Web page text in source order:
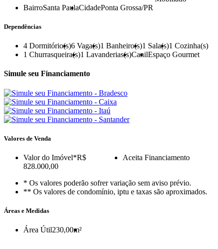
BairroSanta PaulaCidadePonta Grossa/PR
Dependências
4 Dormitório(s)6 Vaga(s)1 Banheiro(s)1 Sala(s)1 Cozinha(s)
1 Churrasqueira(s)1 Lavanderias(s)CanilEspaço Gourmet
Simule seu Financiamento
Valores de Venda
Valor do Imóvel*R$
828.000,00
Aceita Financiamento
* Os valores poderão sofrer variação sem aviso prévio.
** Os valores de condomínio, iptu e taxas são aproximados.
Áreas e Medidas
Área Útil230,00m²